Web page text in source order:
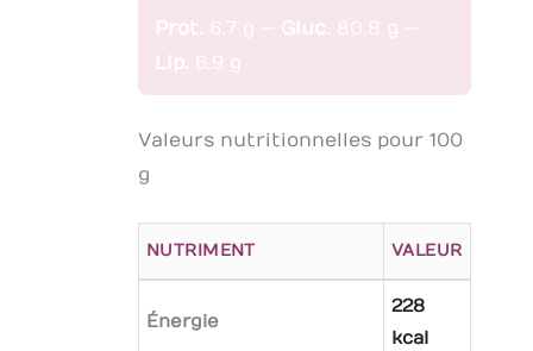
Prot. 6.7 g — Gluc. 80.8 g —
Lip. 6.9 g
Valeurs nutritionnelles pour 100
g
NUTRIMENT VALEUR
Énergie
228
kcal